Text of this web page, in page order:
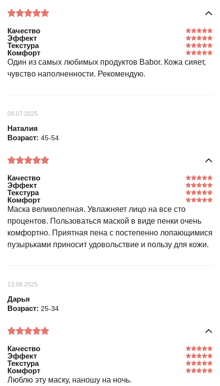
Качество
Эффект
Текстура
Комфорт
Один из самых любимых продуктов Babor. Кожа сияет,
чувство наполненности. Рекомендую.
09.07.2025
Наталия
Возраст: 45-54
Качество
Эффект
Текстура
Комфорт
Маска великолепная. Увлажняет лицо на все сто
процентов. Пользоваться маской в виде пенки очень
комфортно. Приятная пена с постепенно лопающимися
пузырьками приносит удовольствие и пользу для кожи.
13.06.2025
Дарья
Возраст: 25-34
Качество
Эффект
Текстура
Комфорт
Люблю эту маску, наношу на ночь.